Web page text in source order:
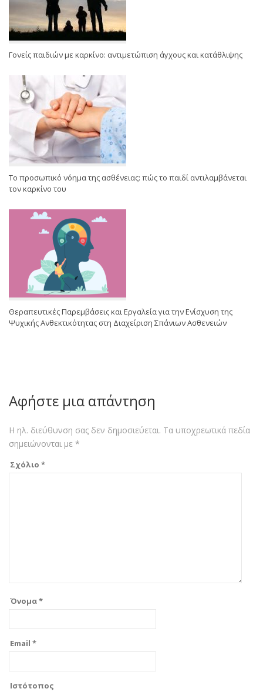
Γονείς παιδιών με καρκίνο: αντιμετώπιση άγχους και κατάθλιψης
Το προσωπικό νόημα της ασθένειας: πώς το παιδί αντιλαμβάνεται
τον καρκίνο του
Θεραπευτικές Παρεμβάσεις και Εργαλεία για την Ενίσχυση της
Ψυχικής Ανθεκτικότητας στη Διαχείριση Σπάνιων Ασθενειών
Αφήστε μια απάντηση
Η ηλ. διεύθυνση σας δεν δημοσιεύεται. Τα υποχρεωτικά πεδία
σημειώνονται με *
Σχόλιο *
Όνομα*
Email *
Ιστότοπος